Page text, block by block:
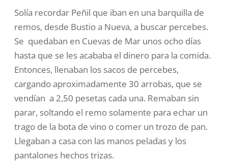
Solía recordar Peñil que iban en una barquilla de
remos, desde Bustio a Nueva, a buscar percebes.
Se quedaban en Cuevas de Mar unos ocho días
hasta que se les acababa el dinero para la comida.
Entonces, llenaban los sacos de percebes,
cargando aproximadamente 30 arrobas, que se
vendían a 2,50 pesetas cada una. Remaban sin
parar, soltando el remo solamente para echar un
trago de la bota de vino o comer un trozo de pan.
Llegaban a casa con las manos peladas y los
pantalones hechos trizas.